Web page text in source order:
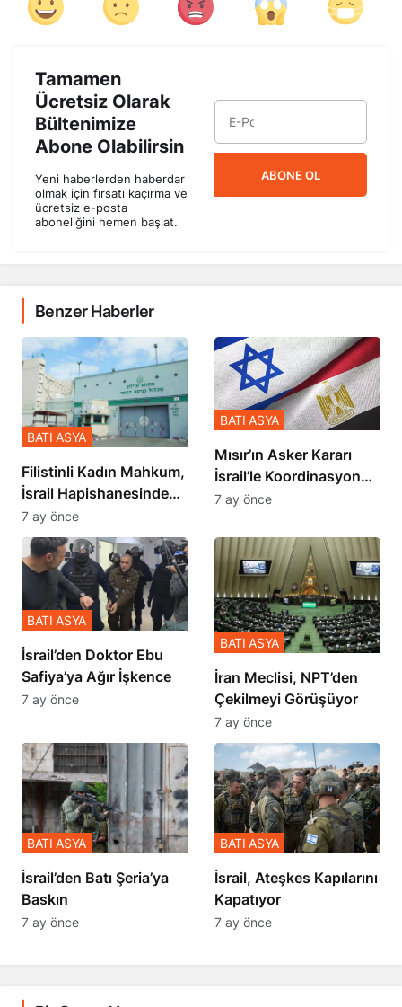
Tamamen
Ücretsiz Olarak
Bültenimize
Abone Olabilirsin
Yeni haberlerden haberdar
olmak için fırsatı kaçırma ve
ücretsiz e-posta
aboneliğini hemen başlat.
ABONE OL
Benzer Haberler
Filistinli Kadın Mahkum,
İsrail Hapishanesindeki
Zulmü Anlattı
BATI ASYA
7 ay önce
Mısır’ın Asker Kararı
İsrail’le Koordinasyon
İçinde Gerçekleşmiş
BATI ASYA
7 ay önce
İsrail’den Doktor Ebu
Safiya’ya Ağır İşkence
BATI ASYA
7 ay önce
İran Meclisi, NPT’den
Çekilmeyi Görüşüyor
BATI ASYA
7 ay önce
​​​​​​​İsrail’den Batı Şeria’ya
Baskın
BATI ASYA
7 ay önce
İsrail, Ateşkes Kapılarını
Kapatıyor
BATI ASYA
7 ay önce